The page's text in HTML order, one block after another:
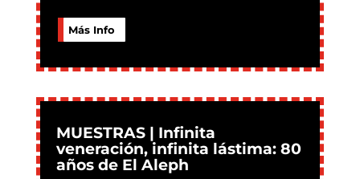
Más Info
MUESTRAS | Infinita
veneración, infinita lástima: 80
años de El Aleph